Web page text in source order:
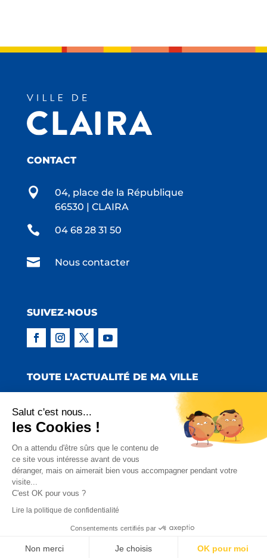
CONTACT

04, place de la République
66530 | CLAIRA
 04 68 28 31 50
 Nous contacter
SUIVEZ-NOUS
TOUTE L’ACTUALITÉ DE MA VILLE
Copyright © 2022 Mairie de Claira | Réalisation
:Emmaluc Communication
Mentions Légales
Charte Facebook
Salut c'est nous...
les Cookies !
On a attendu d'être sûrs que le contenu de
ce site vous intéresse avant de vous
déranger, mais on aimerait bien vous accompagner pendant votre
visite...
C'est OK pour vous ?
Lire la politique de confidentialité
Consentements certifiés par
Non merci Je choisis OK pour moi